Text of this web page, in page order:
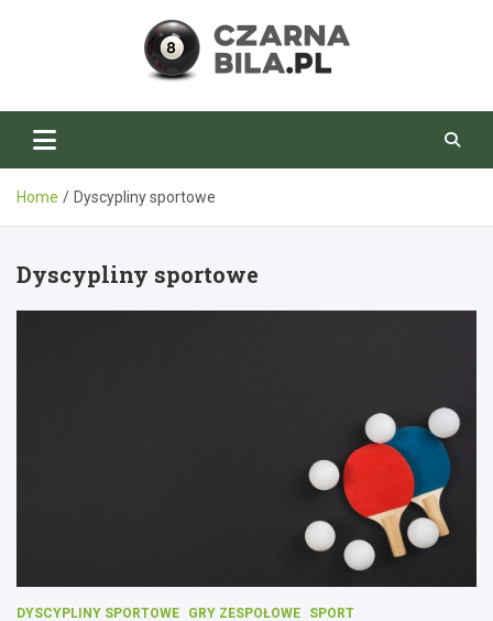
CzarnaBila.pl
Home Dyscypliny sportowe
Dyscypliny sportowe
DYSCYPLINY SPORTOWE GRY ZESPOŁOWE
SPORT